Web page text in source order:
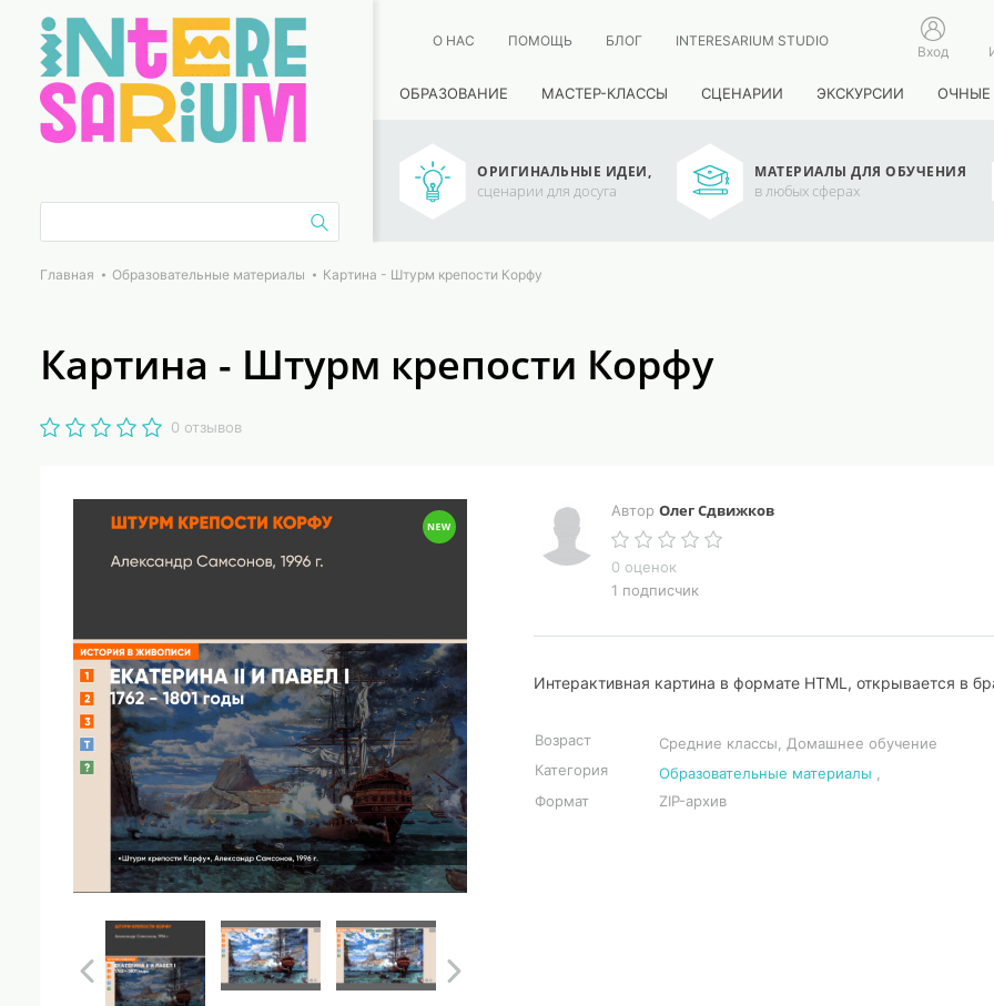
О НАС ПОМОЩЬ БЛОГ INTERESARIUM STUDIO
Вход
ОБРАЗОВАНИЕ МАСТЕР-КЛАССЫ СЦЕНАРИИ ЭКСКУРСИИ ОЧНЫЕ
ОРИГИНАЛЬНЫЕ ИДЕИ,
сценарии для досуга
МАТЕРИАЛЫ ДЛЯ ОБУЧЕНИЯ
в любых сферах
Главная Образовательные материалы Картина - Штурм крепости Корфу
Картина - Штурм крепости Корфу
0 отзывов
Автор Олег Сдвижков
0 оценок
1 подписчик
Интерактивная картина в формате HTML, открывается в
Возраст
Средние классы, Домашнее обучение
Категория
Образовательные материалы
Формат
ZIP-архив